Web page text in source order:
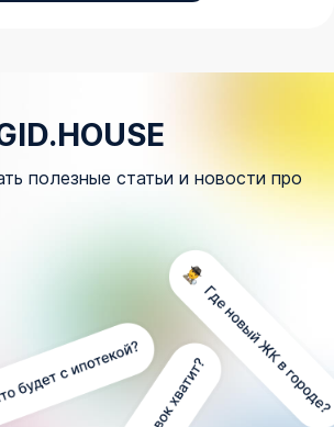
полезные статьи и новости про